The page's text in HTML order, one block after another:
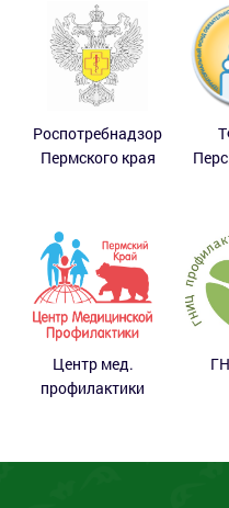
Роспотребнадзор
Пермского края
Центр мед.
профилактики